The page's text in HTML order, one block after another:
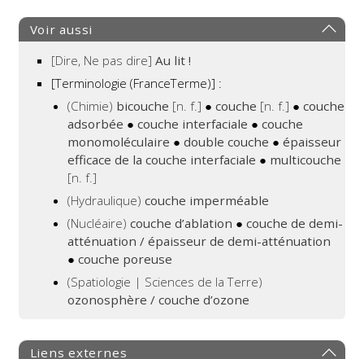
Voir aussi
[Dire, Ne pas dire]Au lit !
[Terminologie (FranceTerme)] :
(Chimie) bicouche [n. f.] ●couche [n. f.] ●couche
adsorbée ●couche interfaciale ●couche
monomoléculaire ●double couche ●épaisseur
efficace de la couche interfaciale ● multicouche
[n. f.]
(Hydraulique)couche imperméable
(Nucléaire)couche d’ablation ●couche de demi-
atténuation / épaisseur de demi-atténuation
●couche poreuse
(Spatiologie | Sciences de la Terre)
ozonosphère / couche d’ozone
Liens externes